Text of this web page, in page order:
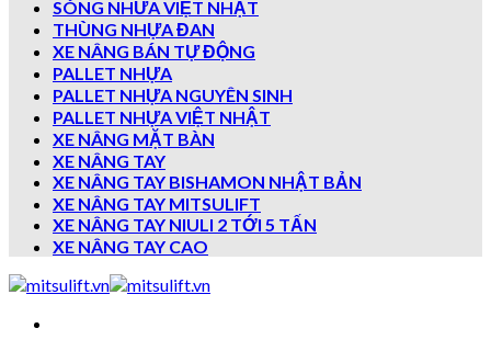
SÓNG NHƯA VIỆT NHẬT
THÙNG NHỰA ĐAN
XE NÂNG BÁN TỰ ĐỘNG
PALLET NHỰA
PALLET NHỰA NGUYÊN SINH
PALLET NHỰA VIỆT NHẬT
XE NÂNG MẶT BÀN
XE NÂNG TAY
XE NÂNG TAY BISHAMON NHẬT BẢN
XE NÂNG TAY MITSULIFT
XE NÂNG TAY NIULI 2 TỚI 5 TẤN
XE NÂNG TAY CAO